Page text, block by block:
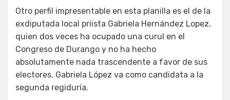
Otro perfil impresentable en esta planilla es el de la
exdiputada local priista Gabriela Hernández Lopez,
quien dos veces ha ocupado una curul en el
Congreso de Durango y no ha hecho
absolutamente nada trascendente a favor de sus
electores. Gabriela López va como candidata a la
segunda regiduría.